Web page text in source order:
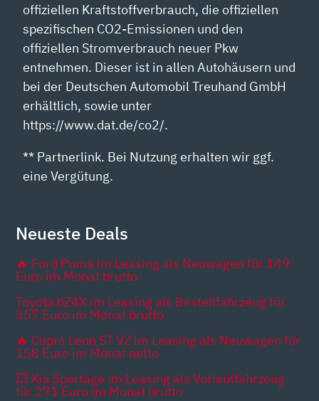
offiziellen Kraftstoffverbrauch, die offiziellen
spezifischen CO2-Emissionen und den
offiziellen Stromverbrauch neuer Pkw
entnehmen. Dieser ist in allen Autohäusern und
bei der Deutschen Automobil Treuhand GmbH
erhältlich, sowie unter
https://www.dat.de/co2/.
** Partnerlink. Bei Nutzung erhalten wir ggf.
eine Vergütung.
Neueste Deals
🔥 Ford Puma im Leasing als Neuwagen für 149
Euro im Monat brutto
Toyota bZ4X im Leasing als Bestellfahrzeug für
357 Euro im Monat brutto
🔥 Cupra Leon ST VZ im Leasing als Neuwagen für
158 Euro im Monat netto
💥 Kia Sportage im Leasing als Vorlauffahrzeug
für 271 Euro im Monat brutto